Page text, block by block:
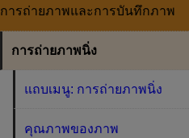
การถ่ายภาพและการบันทึกภาพ
การถ่ายภาพนิ่ง
แถบเมนู: การถ่ายภาพนิ่ง
คุณภาพของภาพ